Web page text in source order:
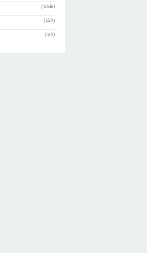
(669)
(112)
(62)